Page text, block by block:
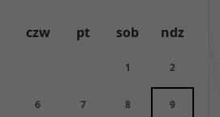
czw pt sob ndz
1 2
6 7 8 9